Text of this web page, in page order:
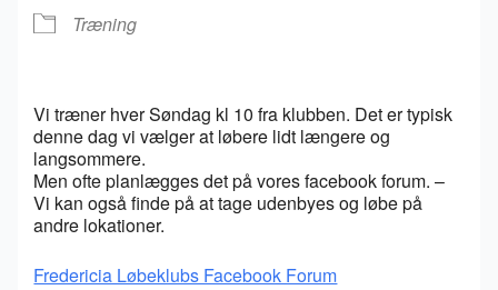
Træning
Vi træner hver Søndag kl 10 fra klubben. Det er typisk
denne dag vi vælger at løbere lidt længere og
langsommere.
Men ofte planlægges det på vores facebook forum. –
Vi kan også finde på at tage udenbyes og løbe på
andre lokationer.
Fredericia Løbeklubs Facebook Forum